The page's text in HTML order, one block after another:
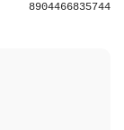
8904466835744